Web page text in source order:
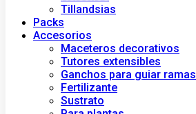
Tillandsias
Packs
Accesorios
Maceteros decorativos
Tutores extensibles
Ganchos para guiar ramas
Fertilizante
Sustrato